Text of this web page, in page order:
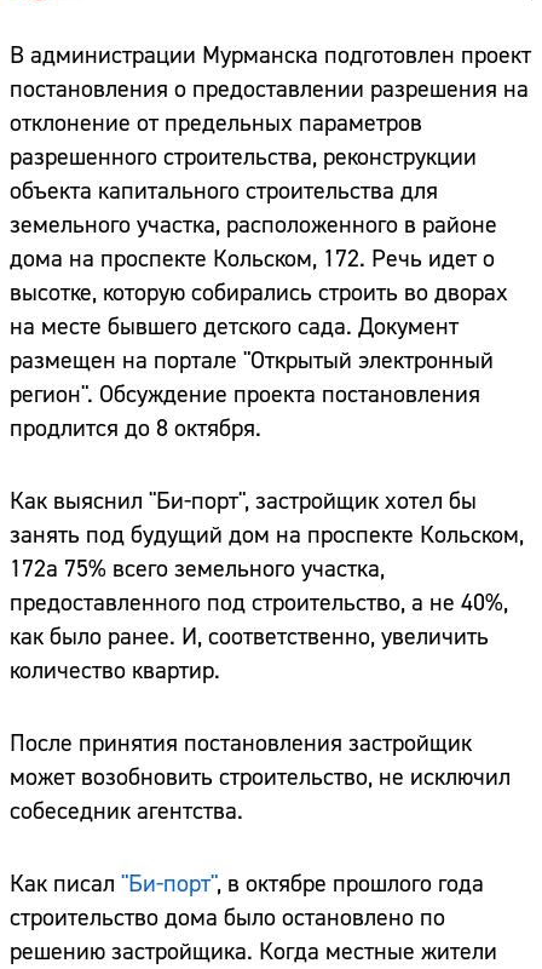
В администрации Мурманска подготовлен проект
постановления о предоставлении разрешения на
отклонение от предельных параметров
разрешенного строительства, реконструкции
объекта капитального строительства для
земельного участка, расположенного в районе
дома на проспекте Кольском, 172. Речь идет о
высотке, которую собирались строить во дворах
на месте бывшего детского сада. Документ
размещен на портале "Открытый электронный
регион". Обсуждение проекта постановления
продлится до 8 октября.
Как выяснил "Би-порт", застройщик хотел бы
занять под будущий дом на проспекте Кольском,
172а 75% всего земельного участка,
предоставленного под строительство, а не 40%,
как было ранее. И, соответственно, увеличить
количество квартир.
После принятия постановления застройщик
может возобновить строительство, не исключил
собеседник агентства.
Как писал "Би-порт", в октябре прошлого года
строительство дома было остановлено по
решению застройщика. Когда местные жители